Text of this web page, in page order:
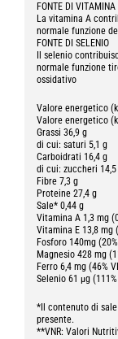
FONTE DI VITAMINA
La vitamina A
normale funzione
FONTE DI SELENIO
Il selenio
normale funzione
ossidativo
Valore energetico
Valore energetico
Grassi 36,9 g
di cui: saturi 5,1 g
Carboidrati 16,4 g
di cui: zuccheri 14,5
Fibre 7,3 g
Proteine 27,4 g
Sale* 0,44 g
Vitamina A 1,3 mg
Vitamina E 13,8 mg
Fosforo 140mg
Magnesio 428 mg
Ferro 6,4 mg (46%
Selenio 61 µg
*Il contenuto di
presente.
**VNR: Valori